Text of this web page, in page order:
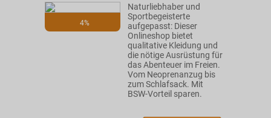
4%
Naturliebhaber und
Sportbegeisterte
aufgepasst: Dieser
Onlineshop bietet
qualitative Kleidung und
die nötige Ausrüstung für
das Abenteuer im Freien.
Vom Neoprenanzug bis
zum Schlafsack. Mit
BSW-Vorteil sparen.